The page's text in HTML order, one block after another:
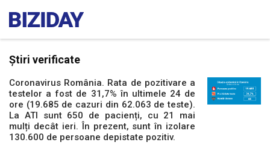
Știri verificate
Coronavirus România. Rata de pozitivare a
testelor a fost de 31,7% în ultimele 24 de
ore (19.685 de cazuri din 62.063 de teste).
La ATI sunt 650 de pacienți, cu 21 mai
mulți decât ieri. În prezent, sunt în izolare
130.600 de persoane depistate pozitiv.